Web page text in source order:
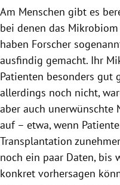
Am Menschen gibt es
bei denen das
haben Forscher
ausfindig gemacht. Ihr
Patienten besonders gut
allerdings noch nicht,
aber auch unerwünschte
auf – etwa, wenn
Transplantation
noch ein paar Daten, bis
konkret vorhersagen